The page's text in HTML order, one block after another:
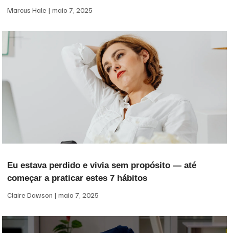
Marcus Hale maio 7, 2025
Eu estava perdido e vivia sem propósito — até
começar a praticar estes 7 hábitos
Claire Dawson maio 7, 2025